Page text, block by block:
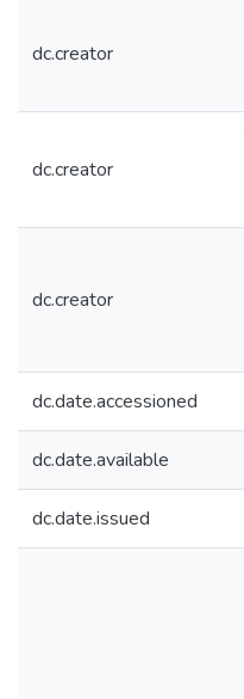
dc.creator
dc.creator
dc.creator
dc.date.accessioned
dc.date.available
dc.date.issued